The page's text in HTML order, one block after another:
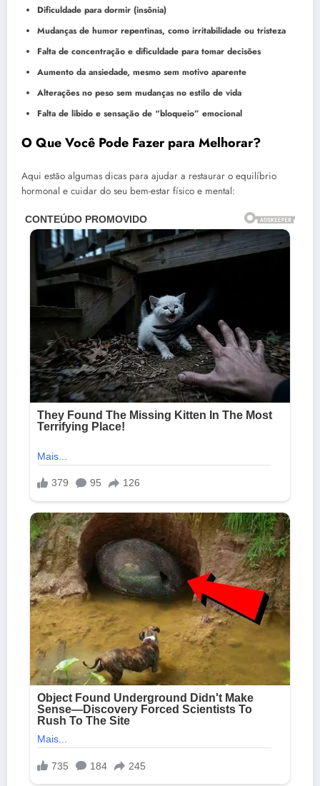
Dificuldade para dormir (insônia)
Mudanças de humor repentinas, como irritabilidade ou tristeza
Falta de concentração e dificuldade para tomar decisões
Aumento da ansiedade, mesmo sem motivo aparente
Alterações no peso sem mudanças no estilo de vida
Falta de libido e sensação de “bloqueio” emocional
O Que Você Pode Fazer para Melhorar?
Aqui estão algumas dicas para ajudar a restaurar o equilíbrio
hormonal e cuidar do seu bem-estar físico e mental: